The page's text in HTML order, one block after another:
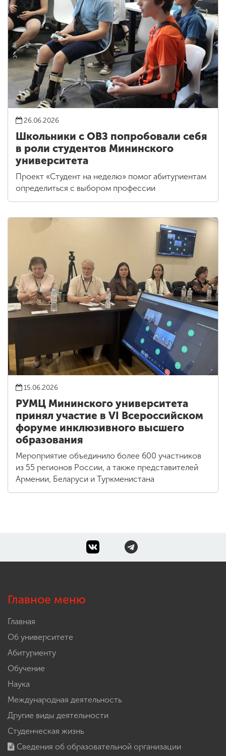
26.06.2026
Школьники с ОВЗ попробовали себя
в роли студентов Мининского
университета
Проект «Студент на неделю» помог абитуриентам
определиться с выбором профессии
15.06.2026
РУМЦ Мининского университета
принял участие в VI Всероссийском
форуме инклюзивного высшего
образования
Мероприятие объединило более 600 участников
из 55 регионов России, а также представителей
Армении, Беларуси и Туркменистана
Главное меню
Главная
Об университете
Абитуриенту
Обучение
Наука
Международная деятельность
Другие виды деятельности
Студенческая жизнь
Сведения об образовательной организации